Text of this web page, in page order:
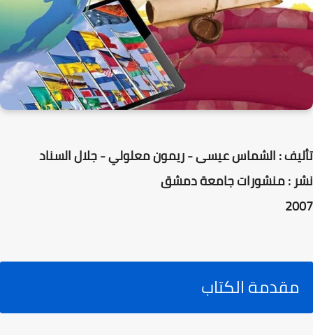
تأليف : الشماس عيسى - ريمون معلولي - جلال السناد
نشر : منشورات جامعة دمشق
2007
مقدمة الكتاب